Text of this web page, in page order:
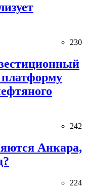
230
242
Анкара,
224